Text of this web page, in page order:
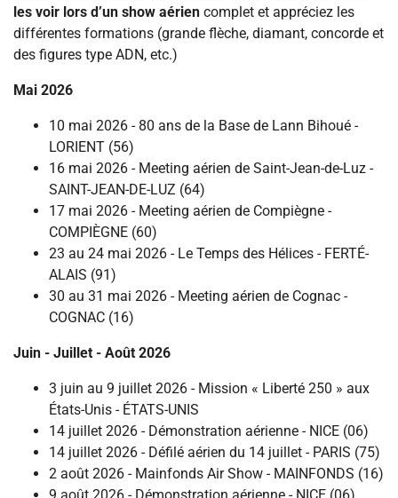
les voir lors d’un show aérien complet et appréciez les
différentes formations (grande flèche, diamant, concorde et
des figures type ADN, etc.)
Mai 2026
10 mai 2026 - 80 ans de la Base de Lann Bihoué -
LORIENT (56)
16 mai 2026 - Meeting aérien de Saint-Jean-de-Luz -
SAINT-JEAN-DE-LUZ (64)
17 mai 2026 - Meeting aérien de Compiègne -
COMPIÈGNE (60)
23 au 24 mai 2026 - Le Temps des Hélices - FERTÉ-
ALAIS (91)
30 au 31 mai 2026 - Meeting aérien de Cognac -
COGNAC (16)
Juin - Juillet - Août 2026
3 juin au 9 juillet 2026 - Mission « Liberté 250 » aux
États-Unis - ÉTATS-UNIS
14 juillet 2026 - Démonstration aérienne - NICE (06)
14 juillet 2026 - Défilé aérien du 14 juillet - PARIS (75)
2 août 2026 - Mainfonds Air Show - MAINFONDS (16)
9 août 2026 - Démonstration aérienne - NICE (06)